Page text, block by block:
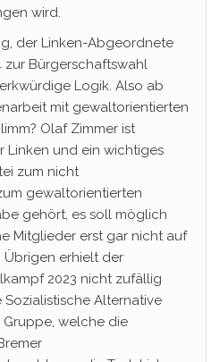
wird.
der Linken-Abgeordnete
zur Bürgerschaftswahl
Logik. Also ab
mit gewaltorientierten
Olaf Zimmer ist
Linken und ein wichtiges
zum nicht
gewaltorientierten
gehört, es soll möglich
Mitglieder erst gar nicht auf
Übrigen erhielt der
2023 nicht zufällig
Alternative
Gruppe, welche die